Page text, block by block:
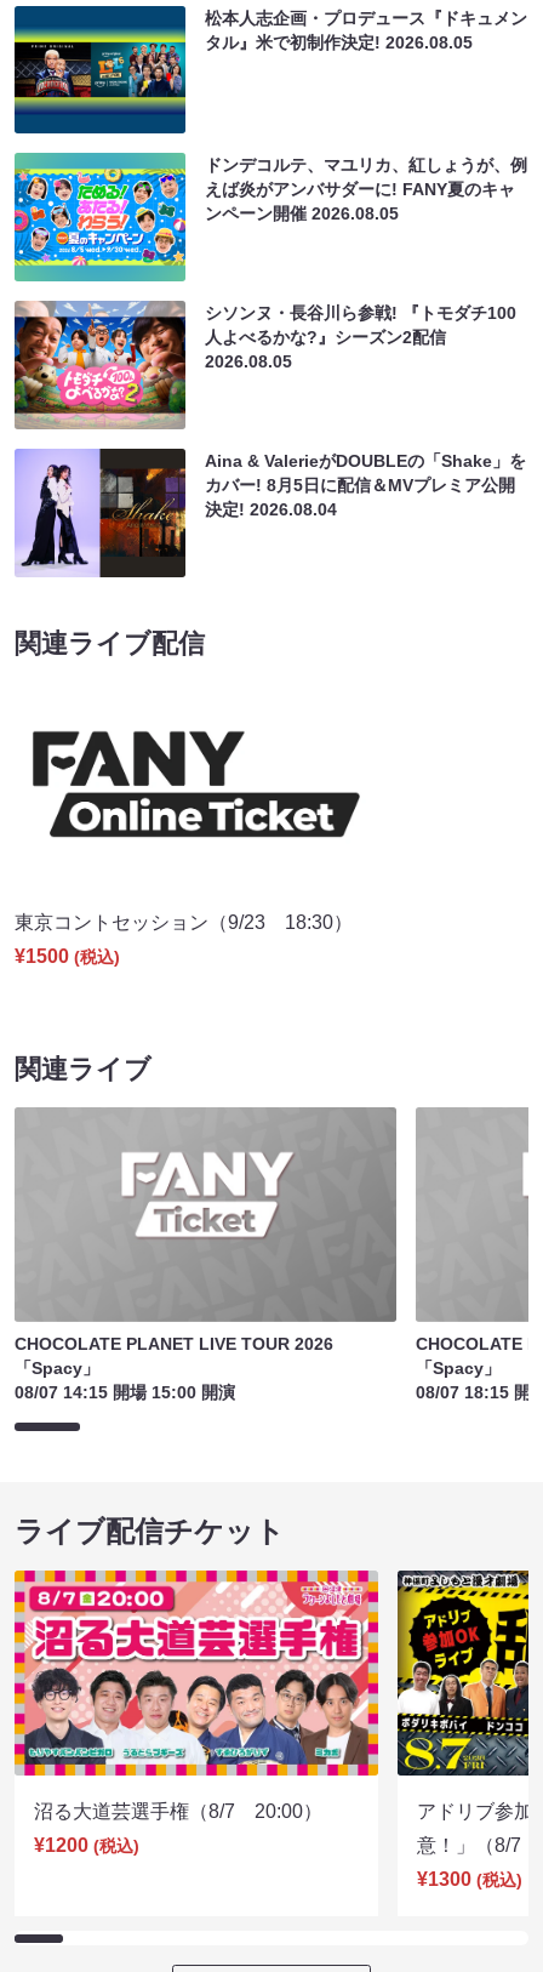
松本人志企画・プロデュース『ドキュメン
タル』米で初制作決定!2026.08.05
ドンデコルテ、マユリカ、紅しょうが、例
えば炎がアンバサダーに! FANY夏のキャ
ンペーン開催2026.08.05
シソンヌ・長谷川ら参戦! 『トモダチ100
人よべるかな?』シーズン2配信
2026.08.05
Aina & ValerieがDOUBLEの「Shake」を
カバー! 8月5日に配信＆MVプレミア公開
決定!2026.08.04
関連ライブ配信
東京コントセッション（9/23 18:30）
¥1500 (税込)
関連ライブ
CHOCOLATE PLANET LIVE TOUR 2026
「Spacy」
08/07 14:15 開場 15:00 開演
CHOCOLATE
「Spacy」
08/07 18:15 開
ライブ配信チケット
沼る大道芸選手権（8/7 20:00）
¥1200 (税込)
アドリブ参加
意！」（8/7
¥1300 (税込)